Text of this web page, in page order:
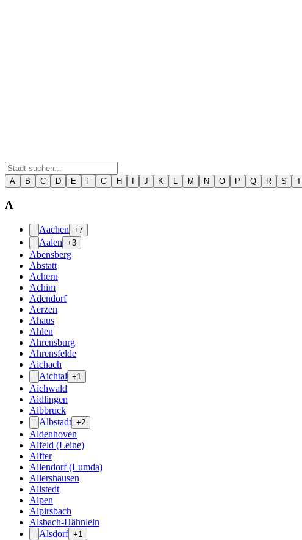
A B C D E F G H I J K L M N O P Q R S T
A
Aachen +7
Aalen +3
Abensberg
Abstatt
Achern
Achim
Adendorf
Aerzen
Ahaus
Ahlen
Ahrensburg
Ahrensfelde
Aichach
Aichtal +1
Aichwald
Aidlingen
Albbruck
Albstadt +2
Aldenhoven
Alfeld (Leine)
Alfter
Allendorf (Lumda)
Allershausen
Allstedt
Alpen
Alpirsbach
Alsbach-Hähnlein
Alsdorf +1